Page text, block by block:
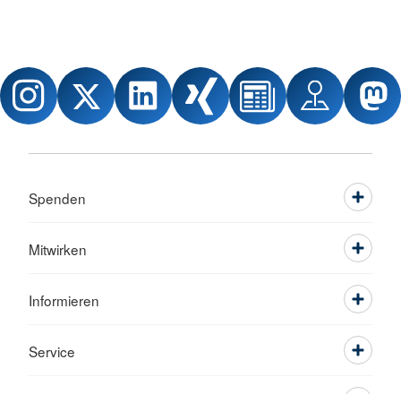
Spenden
Mitwirken
Informieren
Service